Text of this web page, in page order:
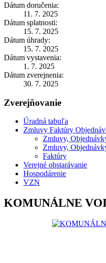
Dátum doručenia:
11. 7. 2025
Dátum splatnosti:
15. 7. 2025
Dátum úhrady:
15. 7. 2025
Dátum vystavenia:
1. 7. 2025
Dátum zverejnenia:
30. 7. 2025
Zverejňovanie
Úradná tabuľa
Zmluvy Faktúry
Zmluvy,
Zmluvy,
Faktúry
Verejné obstarávanie
Hospodárenie
VZN
KOMUNÁLNE